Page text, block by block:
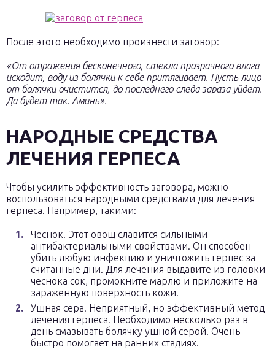
После этого необходимо произнести заговор:
«От отражения бесконечного, стекла прозрачного влага
исходит, воду из болячки к себе притягивает. Пусть лицо
от болячки очистится, до последнего следа зараза уйдет.
Да будет так. Аминь».
НАРОДНЫЕ СРЕДСТВА
ЛЕЧЕНИЯ ГЕРПЕСА
Чтобы усилить эффективность заговора, можно
воспользоваться народными средствами для лечения
герпеса. Например, такими:
Чеснок. Этот овощ славится сильными
антибактериальными свойствами. Он способен
убить любую инфекцию и уничтожить герпес за
считанные дни. Для лечения выдавите из головки
чеснока сок, промокните марлю и приложите на
зараженную поверхность кожи.
Ушная сера. Неприятный, но эффективный метод
лечения герпеса. Необходимо несколько раз в
день смазывать болячку ушной серой. Очень
быстро помогает на ранних стадиях.